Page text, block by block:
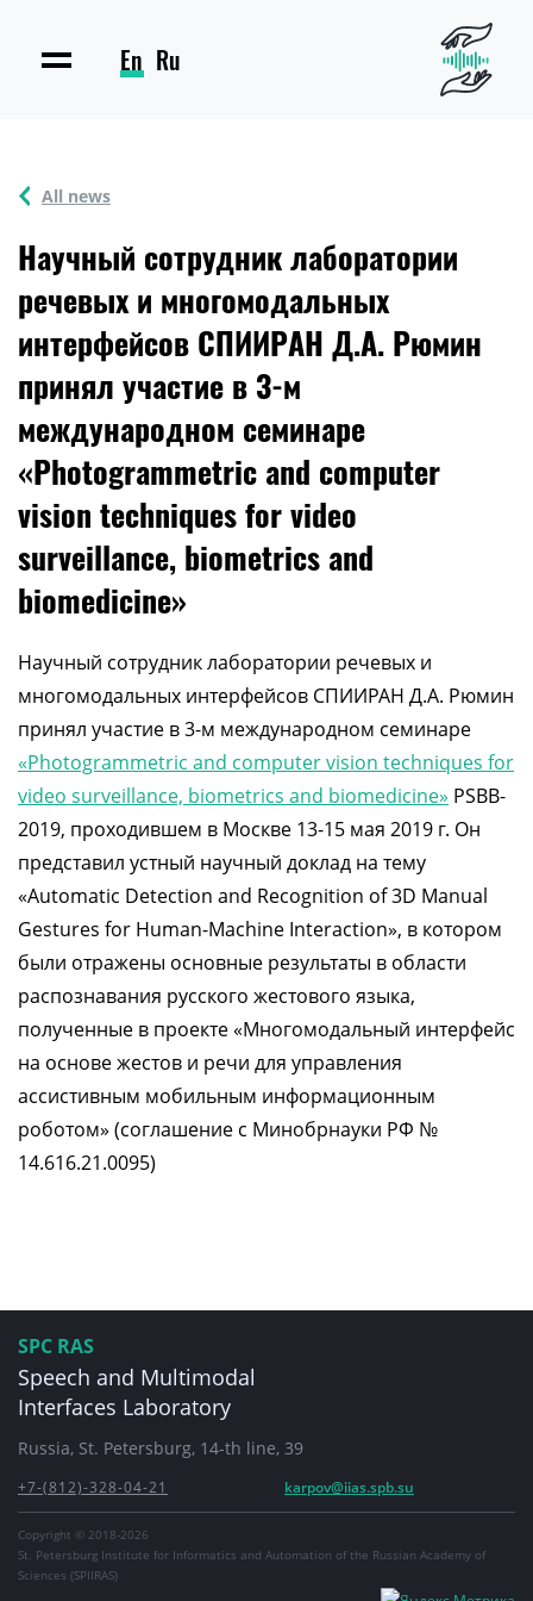
En Ru
All news
Научный сотрудник лаборатории
речевых и многомодальных
интерфейсов СПИИРАН Д.А. Рюмин
принял участие в 3-м
международном семинаре
«Photogrammetric and computer
vision techniques for video
surveillance, biometrics and
biomedicine»
Научный сотрудник лаборатории речевых и
многомодальных интерфейсов СПИИРАН Д.А. Рюмин
принял участие в 3-м международном семинаре
«Photogrammetric and computer vision techniques for
video surveillance, biometrics and biomedicine» PSBB-
2019, проходившем в Москве 13-15 мая 2019 г. Он
представил устный научный доклад на тему
«Automatic Detection and Recognition of 3D Manual
Gestures for Human-Machine Interaction», в котором
были отражены основные результаты в области
распознавания русского жестового языка,
полученные в проекте «Многомодальный интерфейс
на основе жестов и речи для управления
ассистивным мобильным информационным
роботом» (соглашение с Минобрнауки РФ №
14.616.21.0095)
SPC RAS
Speech and Multimodal
Interfaces Laboratory
Russia, St. Petersburg, 14-th line, 39
+7-(812)-328-04-21 karpov@iias.spb.su
Copyright © 2018-2026
St. Petersburg Institute for Informatics and Automation of the Russian Academy of
Sciences (SPIIRAS)